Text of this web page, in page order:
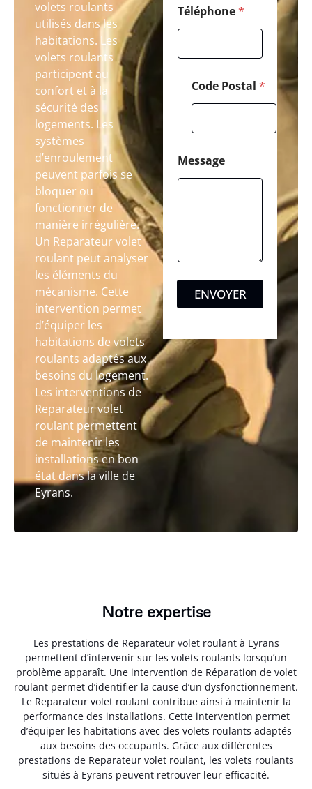
volets roulants
utilisés dans les
habitations. Les
volets roulants
participent au
confort et à la
sécurité des
logements. Les
systèmes
d’enroulement
peuvent parfois se
bloquer ou
fonctionner de
manière irrégulière.
Un Reparateur volet
roulant peut analyser
les éléments du
mécanisme. Cette
intervention permet
d’équiper les
habitations de volets
roulants adaptés aux
besoins du logement.
Les interventions de
Reparateur volet
roulant permettent
de maintenir les
installations en bon
état dans la ville de
Eyrans.
Téléphone*
Code Postal *
Message
ENVOYER
Notre expertise
Les prestations de Reparateur volet roulant à Eyrans
permettent d’intervenir sur les volets roulants lorsqu’un
problème apparaît. Une intervention de Réparation de volet
roulant permet d’identifier la cause d’un dysfonctionnement.
Le Reparateur volet roulant contribue ainsi à maintenir la
performance des installations. Cette intervention permet
d’équiper les habitations avec des volets roulants adaptés
aux besoins des occupants. Grâce aux différentes
prestations de Reparateur volet roulant, les volets roulants
situés à Eyrans peuvent retrouver leur efficacité.